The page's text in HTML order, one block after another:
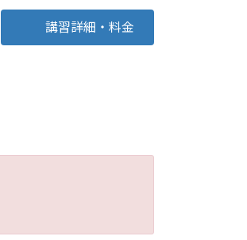
講習詳細・料金